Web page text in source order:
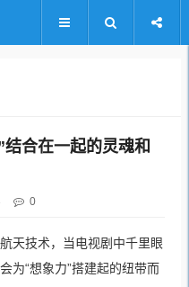
合在一起的灵魂和
0
天技术，当电视剧中千里眼
为“想象力”搭建起的纽带而